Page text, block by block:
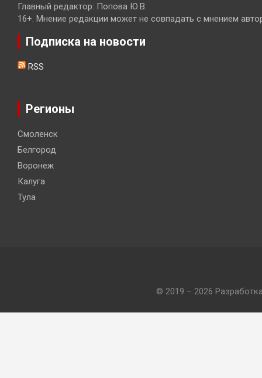
Главный редактор: Попова Ю.В.
16+. Мнение редакции может не совпадать с мнением
Подписка на новости
RSS
Регионы
Смоленск
Белгород
Воронеж
Калуга
Тула
© 2019 – 2026